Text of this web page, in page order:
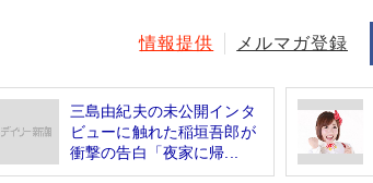
情報提供 メルマガ登録
三島由紀夫の未公開インタ
ビューに触れた稲垣吾郎が
衝撃の告白「夜家に帰...